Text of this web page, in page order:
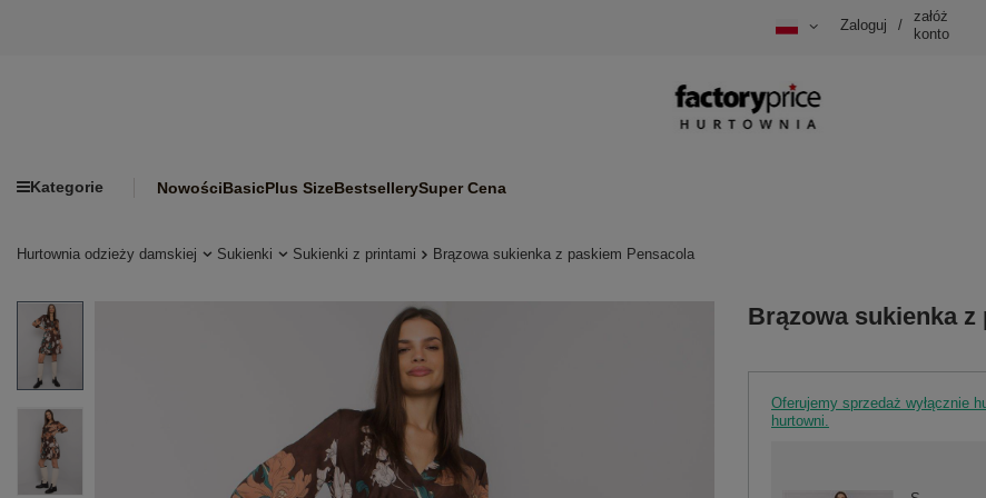
Zaloguj /
załóż
konto
Kategorie NowościBasicPlus SizeBestsellerySuper Cena
Hurtownia odzieży damskiej Sukienki Sukienki z printami Brązowa sukienka z paskiem Pensacola
Brązowa sukienka
Oferujemy sprzedaż wyłącznie
hurtowni.